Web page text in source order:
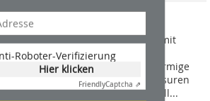
Roboter-Verifizierung
Hier klicken
FriendlyCaptcha ⇗
entwickelt Fassadenplatten mit
gebürsteten, gemaserten,
gerillten oder wellenförmige
13 Farben und viele Glasuren
in Kombination mit Glas, Metall...